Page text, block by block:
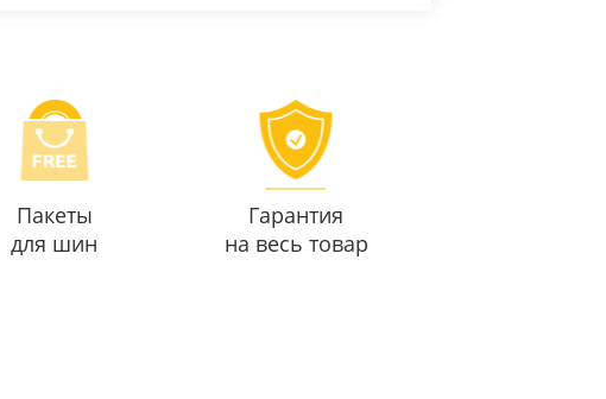
Пакеты
для шин
Гарантия
на весь товар